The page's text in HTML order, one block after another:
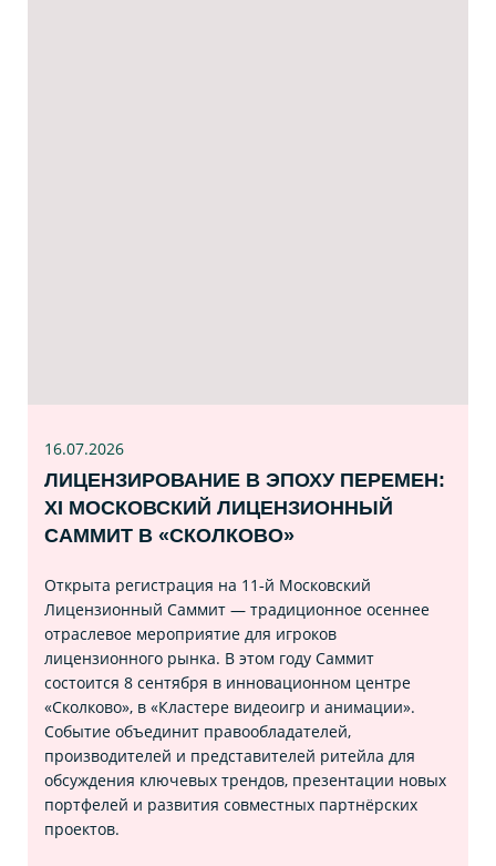
16.07.2026
ЛИЦЕНЗИРОВАНИЕ В ЭПОХУ ПЕРЕМЕН:
XI МОСКОВСКИЙ ЛИЦЕНЗИОННЫЙ
САММИТ В «СКОЛКОВО»
Открыта регистрация на 11‑й Московский
Лицензионный Саммит — традиционное осеннее
отраслевое мероприятие для игроков
лицензионного рынка. В этом году Саммит
состоится 8 сентября в инновационном центре
«Сколково», в «Кластере видеоигр и анимации».
Событие объединит правообладателей,
производителей и представителей ритейла для
обсуждения ключевых трендов, презентации новых
портфелей и развития совместных партнёрских
проектов.